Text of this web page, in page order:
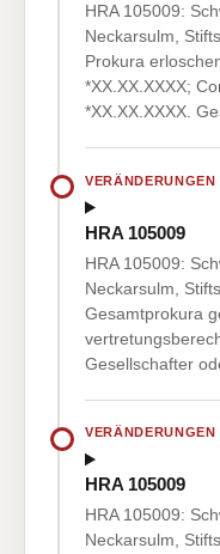
HRA 105009:
Neckarsulm,
Prokura
*XX.XX.XXXX;
*XX.XX.XXXX.
VERÄNDERUNGEN
HRA 105009
HRA 105009:
Neckarsulm,
Gesamtprokura
Gesellschafter
VERÄNDERUNGEN
HRA 105009
HRA 105009:
Neckarsulm,